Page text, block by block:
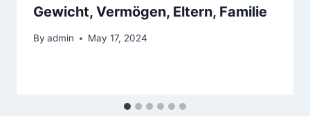
Gewicht, Vermögen, Eltern, Familie
By admin May 17, 2024